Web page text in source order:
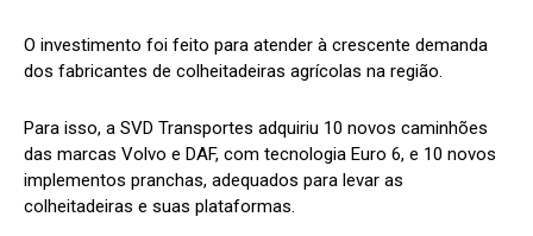
O investimento foi feito para atender à crescente demanda
dos fabricantes de colheitadeiras agrícolas na região.
Para isso, a SVD Transportes adquiriu 10 novos caminhões
das marcas Volvo e DAF, com tecnologia Euro 6, e 10 novos
implementos pranchas, adequados para levar as
colheitadeiras e suas plataformas.